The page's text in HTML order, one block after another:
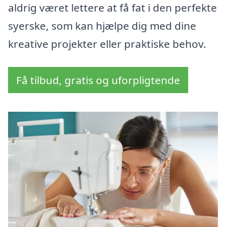
aldrig været lettere at få fat i den perfekte
syerske, som kan hjælpe dig med dine
kreative projekter eller praktiske behov.
Få tilbud, gratis og uforpligtende